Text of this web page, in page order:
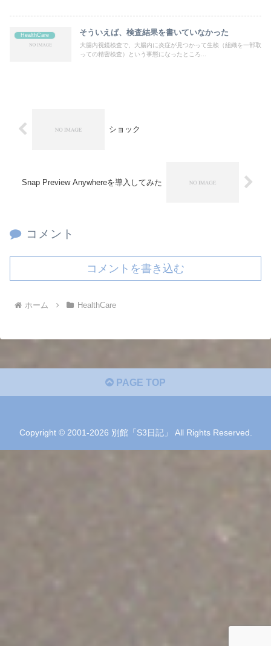
HealthCare そういえば、検査結果を書いていなかった
大腸内視鏡検査で、大腸内に炎症が見つかって生検（組織を一部取
っての精密検査）という事態になったところ...
ショック
Snap Preview Anywhereを導入してみた
コメント
コメントを書き込む
ホーム HealthCare
PAGE TOP
Copyright © 2001-2026 別館「S3日記」 All Rights Reserved.